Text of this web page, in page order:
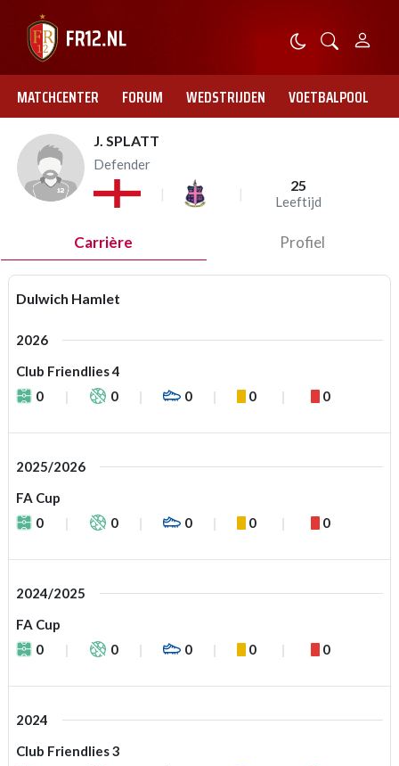
MATCHCENTER FORUM WEDSTRIJDEN VOETBALPOOL
J. SPLATT
Defender
25
Leeftijd
Carrière Profiel
Dulwich Hamlet
2026
Club Friendlies 4
0
0 0 0 0
2025/2026
FA Cup
0
0 0 0 0
2024/2025
FA Cup
0
0 0 0 0
2024
Club Friendlies 3